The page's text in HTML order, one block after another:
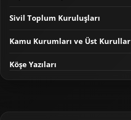
Sivil Toplum Kuruluşları
Kamu Kurumları ve Üst Kurullar
Köşe Yazıları